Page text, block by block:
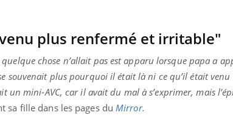
plus renfermé et irritable"
chose n’allait pas est apparu lorsque papa a
souvenait plus pourquoi il était là ni ce qu’il était
un mini-AVC, car il avait du mal à s’exprimer, mais
sa fille dans les pages du Mirror.